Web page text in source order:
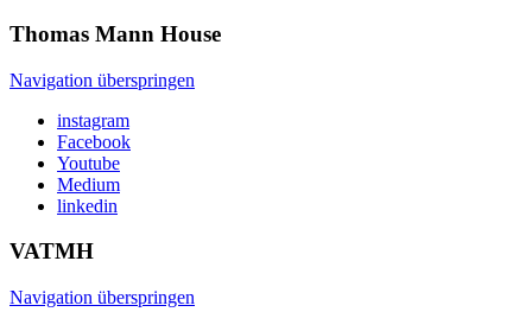
Thomas Mann House
Navigation überspringen
instagram
Facebook
Youtube
Medium
linkedin
VATMH
Navigation überspringen